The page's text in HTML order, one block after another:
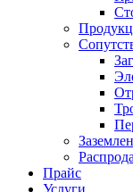
Прайс
Услуги